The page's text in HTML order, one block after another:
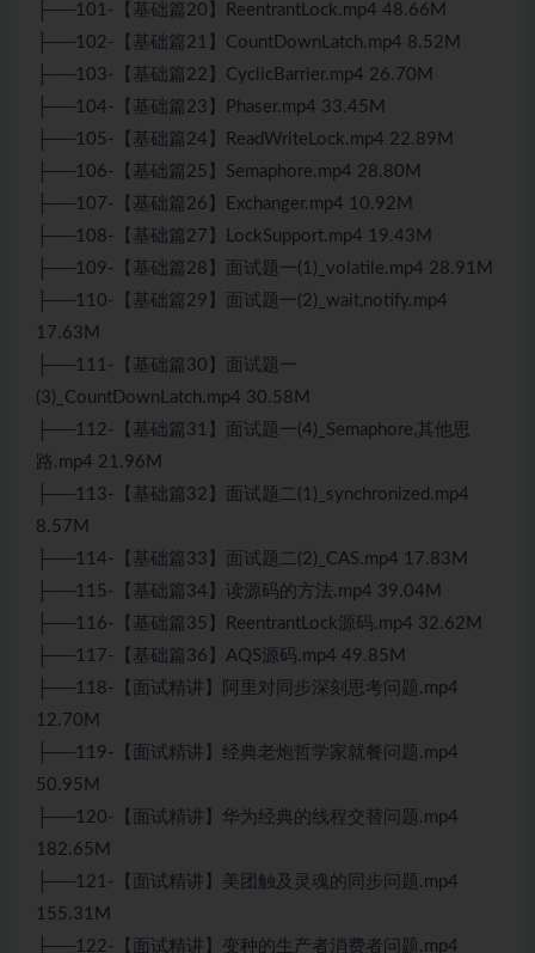
├──101-【基础篇20】ReentrantLock.mp4 48.66M
├──102-【基础篇21】CountDownLatch.mp4 8.52M
├──103-【基础篇22】CyclicBarrier.mp4 26.70M
├──104-【基础篇23】Phaser.mp4 33.45M
├──105-【基础篇24】ReadWriteLock.mp4 22.89M
├──106-【基础篇25】Semaphore.mp4 28.80M
├──107-【基础篇26】Exchanger.mp4 10.92M
├──108-【基础篇27】LockSupport.mp4 19.43M
├──109-【基础篇28】
面试 题一(1)_volatile.mp4 28.91M
├──110-【基础篇29】面试题一(2)_wait,notify.mp4
17.63M
├──111-【基础篇30】面试题一
(3)_CountDownLatch.mp4 30.58M
├──112-【基础篇31】面试题一(4)_Semaphore,其他思
路.mp4 21.96M
├──113-【基础篇32】面试题二(1)_synchronized.mp4
8.57M
├──114-【基础篇33】面试题二(2)_CAS.mp4 17.83M
├──115-【基础篇34】读源码的方法.mp4 39.04M
├──116-【基础篇35】ReentrantLock源码.mp4 32.62M
├──117-【基础篇36】AQS源码.mp4 49.85M
├──118-【面试精讲】阿里对同步深刻思考问题.mp4
12.70M
├──119-【面试精讲】经典老炮哲学家就餐问题.mp4
50.95M
├──120-【面试精讲】华为经典的线程交替问题.mp4
182.65M
├──121-【面试精讲】美团触及灵魂的同步问题.mp4
155.31M
├──122-【面试精讲】变种的生产者消费者问题.mp4